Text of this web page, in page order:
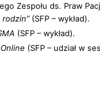
Zespołu ds. Praw
(SFP – wykład).
(SFP – wykład).
(SFP – udział w